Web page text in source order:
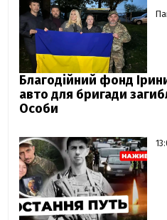
Благодійний фонд
авто для бригади
Особи